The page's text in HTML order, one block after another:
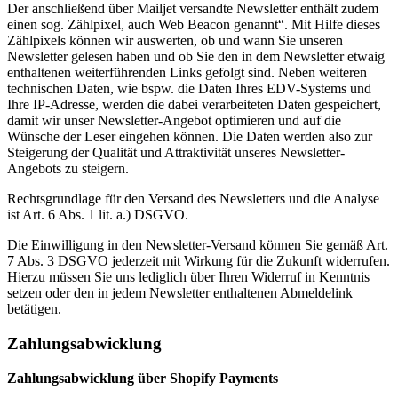
Der anschließend über Mailjet versandte Newsletter enthält zudem
einen sog. Zählpixel, auch Web Beacon genannt“. Mit Hilfe dieses
Zählpixels können wir auswerten, ob und wann Sie unseren
Newsletter gelesen haben und ob Sie den in dem Newsletter etwaig
enthaltenen weiterführenden Links gefolgt sind. Neben weiteren
technischen Daten, wie bspw. die Daten Ihres EDV-Systems und
Ihre IP-Adresse, werden die dabei verarbeiteten Daten gespeichert,
damit wir unser Newsletter-Angebot optimieren und auf die
Wünsche der Leser eingehen können. Die Daten werden also zur
Steigerung der Qualität und Attraktivität unseres Newsletter-
Angebots zu steigern.
Rechtsgrundlage für den Versand des Newsletters und die Analyse
ist Art. 6 Abs. 1 lit. a.) DSGVO.
Die Einwilligung in den Newsletter-Versand können Sie gemäß Art.
7 Abs. 3 DSGVO jederzeit mit Wirkung für die Zukunft widerrufen.
Hierzu müssen Sie uns lediglich über Ihren Widerruf in Kenntnis
setzen oder den in jedem Newsletter enthaltenen Abmeldelink
betätigen.
Zahlungsabwicklung
Zahlungsabwicklung über Shopify Payments